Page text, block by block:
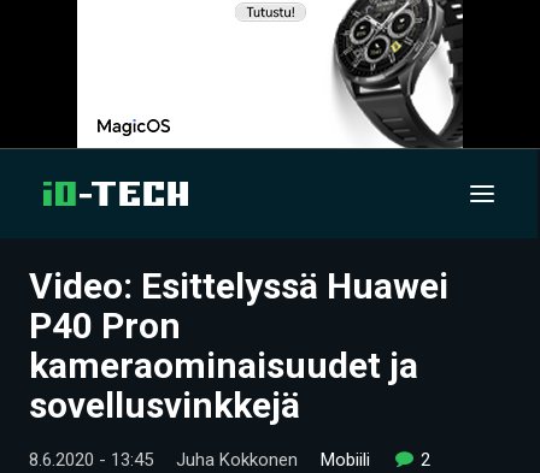
UUTISET
ARTIKKELIT
VIDEOT
TECHBBS
Video: Esittelyssä Huawei
P40 Pron
kameraominaisuudet ja
sovellusvinkkejä
8.6.2020 - 13:45 Juha Kokkonen Mobiili 2